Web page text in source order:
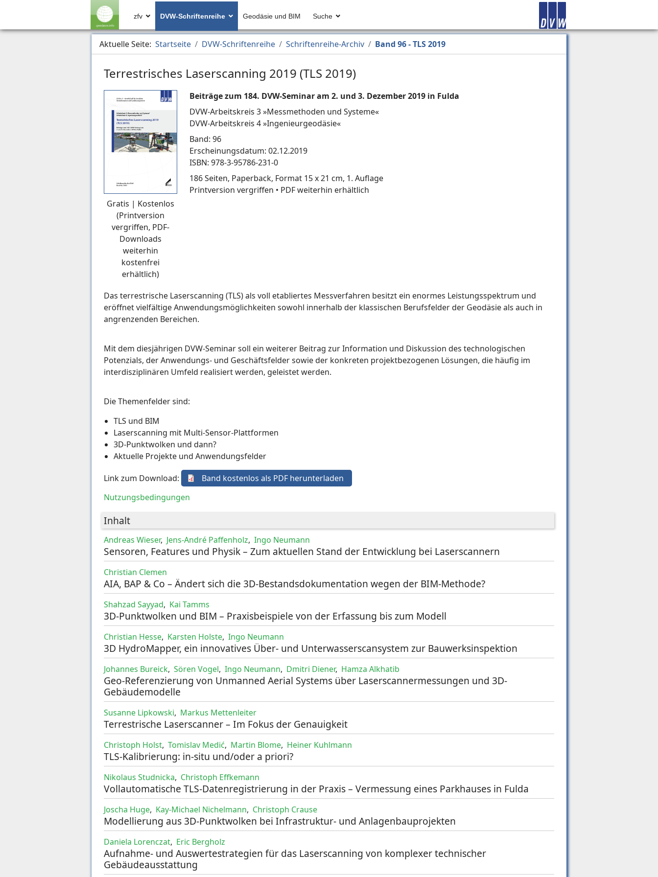
zfv DVW-Schriftenreihe Geodäsie und BIM Suche
Aktuelle Seite: Startseite DVW-Schriftenreihe Schriftenreihe-Archiv Band 96 - TLS 2019
Terrestrisches Laserscanning 2019 (TLS 2019)
Beiträge zum 184. DVW-Seminar am 2. und 3. Dezember 2019 in Fulda
DVW-Arbeitskreis 3 »Messmethoden und Systeme«
DVW-Arbeitskreis 4 »Ingenieurgeodäsie«
Band: 96
Erscheinungsdatum: 02.12.2019
ISBN: 978-3-95786-231-0
186 Seiten, Paperback, Format 15 x 21 cm, 1. Auflage
Printversion vergriffen • PDF weiterhin erhältlich
Gratis | Kostenlos
(Printversion
vergriffen, PDF-
Downloads
weiterhin
kostenfrei
erhältlich)
Das terrestrische Laserscanning (TLS) als voll etabliertes Messverfahren besitzt ein enormes Leistungsspektrum und
eröffnet vielfältige Anwendungsmöglichkeiten sowohl innerhalb der klassischen Berufsfelder der Geodäsie als auch in
angrenzenden Bereichen.
Mit dem diesjährigen DVW-Seminar soll ein weiterer Beitrag zur Information und Diskussion des technologischen
Potenzials, der Anwendungs- und Geschäftsfelder sowie der konkreten projektbezogenen Lösungen, die häufig im
interdisziplinären Umfeld realisiert werden, geleistet werden.
Die Themenfelder sind:
TLS und BIM
Laserscanning mit Multi-Sensor-Plattformen
3D-Punktwolken und dann?
Aktuelle Projekte und Anwendungsfelder
Link zum Download:
Band kostenlos als PDF herunterladen
Nutzungsbedingungen
Inhalt
Andreas Wieser, Jens-André Paffenholz, Ingo Neumann
Sensoren, Features und Physik – Zum aktuellen Stand der Entwicklung bei Laserscannern
Christian Clemen
AIA, BAP & Co – Ändert sich die 3D-Bestandsdokumentation wegen der BIM-Methode?
Shahzad Sayyad, Kai Tamms
3D-Punktwolken und BIM – Praxisbeispiele von der Erfassung bis zum Modell
Christian Hesse, Karsten Holste, Ingo Neumann
3D HydroMapper, ein innovatives Über- und Unterwasserscansystem zur Bauwerksinspektion
Johannes Bureick, Sören Vogel, Ingo Neumann, Dmitri Diener, Hamza Alkhatib
Geo-Referenzierung von Unmanned Aerial Systems über Laserscannermessungen und 3D-
Gebäudemodelle
Susanne Lipkowski, Markus Mettenleiter
Terrestrische Laserscanner – Im Fokus der Genauigkeit
Christoph Holst, Tomislav Medić, Martin Blome, Heiner Kuhlmann
TLS-Kalibrierung: in-situ und/oder a priori?
Nikolaus Studnicka, Christoph Effkemann
Vollautomatische TLS-Datenregistrierung in der Praxis – Vermessung eines Parkhauses in Fulda
Joscha Huge, Kay-Michael Nichelmann, Christoph Crause
Modellierung aus 3D-Punktwolken bei Infrastruktur- und Anlagenbauprojekten
Daniela Lorenczat, Eric Bergholz
Aufnahme- und Auswertestrategien für das Laserscanning von komplexer technischer
Gebäudeausstattung